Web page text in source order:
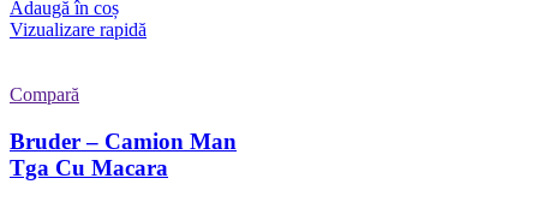
Adaugă în coș
Vizualizare rapidă
Compară
Bruder – Camion Man
Tga Cu Macara